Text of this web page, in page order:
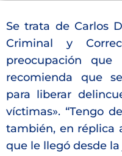
Se trata de Carlos
Criminal y
preocupación
recomienda que
para liberar
víctimas». “Tengo
también, en réplica
que le llegó desde